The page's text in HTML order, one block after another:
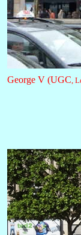
George V (UGC,